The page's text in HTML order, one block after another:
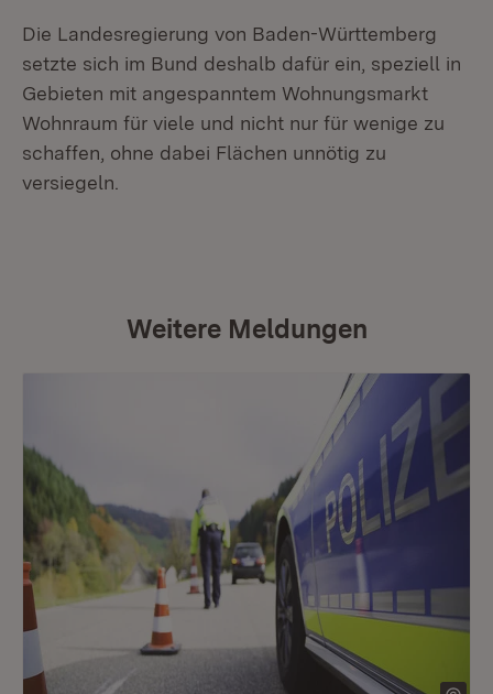
Die Landesregierung von Baden-Württemberg
setzte sich im Bund deshalb dafür ein, speziell in
Gebieten mit angespanntem Wohnungsmarkt
Wohnraum für viele und nicht nur für wenige zu
schaffen, ohne dabei Flächen unnötig zu
versiegeln.
Weitere Meldungen